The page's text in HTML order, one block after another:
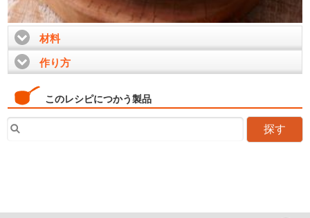
材料click to expand contents
作り方
このレシピにつかう製品
探す